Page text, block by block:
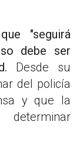
"seguirá
debe ser
Desde su
del policía
y que la